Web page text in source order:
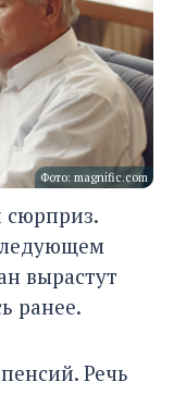
Фото: magnific.com
вырастут
ранее.
Речь